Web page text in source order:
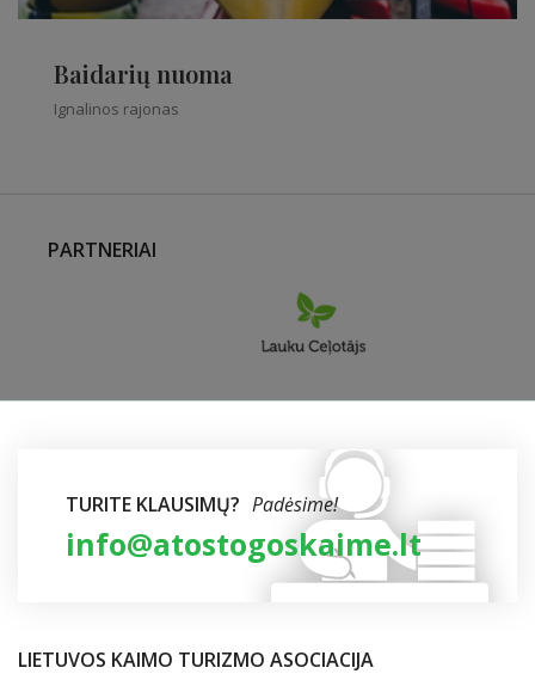
Baidarių nuoma
Ignalinos rajonas
PARTNERIAI
TURITE KLAUSIMŲ? Padėsime!
info@atostogoskaime.lt
LIETUVOS KAIMO TURIZMO ASOCIACIJA